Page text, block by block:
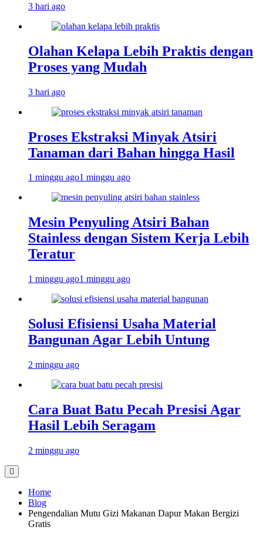
3 hari ago
Olahan Kelapa Lebih Praktis dengan
Proses yang Mudah
3 hari ago
Proses Ekstraksi Minyak Atsiri
Tanaman dari Bahan hingga Hasil
1 minggu ago1 minggu ago
Mesin Penyuling Atsiri Bahan
Stainless dengan Sistem Kerja Lebih
Teratur
1 minggu ago1 minggu ago
Solusi Efisiensi Usaha Material
Bangunan Agar Lebih Untung
2 minggu ago
Cara Buat Batu Pecah Presisi Agar
Hasil Lebih Seragam
2 minggu ago
Home
Blog
Pengendalian Mutu Gizi Makanan Dapur Makan Bergizi
Gratis